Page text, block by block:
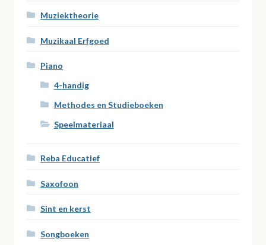
Muziektheorie
Muzikaal Erfgoed
Piano
4-handig
Methodes en Studieboeken
Speelmateriaal
Reba Educatief
Saxofoon
Sint en kerst
Songboeken